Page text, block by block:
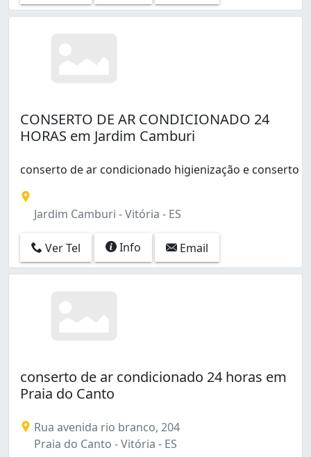
CONSERTO DE AR CONDICIONADO 24
HORAS em Jardim Camburi
conserto de ar condicionado higienização e conserto
Jardim Camburi - Vitória - ES
Ver Tel Info Email
conserto de ar condicionado 24 horas em
Praia do Canto
Rua avenida rio branco, 204
Praia do Canto - Vitória - ES